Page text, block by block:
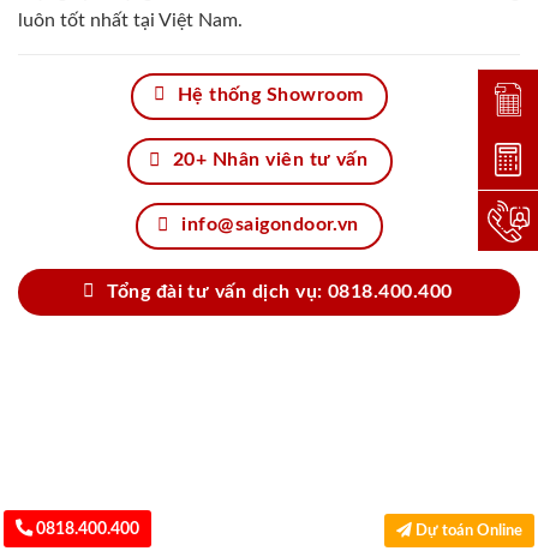
luôn tốt nhất tại Việt Nam.
Hệ thống Showroom
20+ Nhân viên tư vấn
info@saigondoor.vn
Tổng đài tư vấn dịch vụ: 0818.400.400
0818.400.400 Dự toán Online
Đặt
Dự